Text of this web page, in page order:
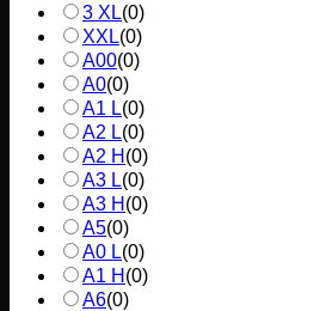
3 XL(0)
XXL(0)
A00(0)
A0(0)
A1 L(0)
A2 L(0)
A2 H (0)
A3 L(0)
A3 H (0)
A5(0)
A0 L(0)
A1 H (0)
A6(0)